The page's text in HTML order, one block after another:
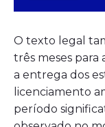
O texto legal
três meses para
a entrega dos
licenciamento
período